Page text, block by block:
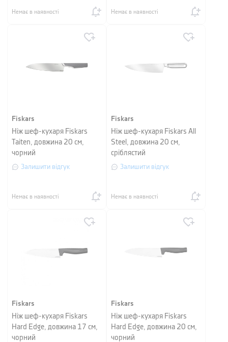
Немає в наявності Немає в наявності
Fiskars
Ніж шеф-кухаря Fiskars
Taiten, довжина 20 см,
чорний
Залишити відгук
Немає в наявності
Fiskars
Ніж шеф-кухаря Fiskars All
Steel, довжина 20 см,
сріблястий
Залишити відгук
Немає в наявності
Fiskars
Ніж шеф-кухаря Fiskars
Hard Edge, довжина 17 см,
чорний
Fiskars
Ніж шеф-кухаря Fiskars
Hard Edge, довжина 20 см,
чорний